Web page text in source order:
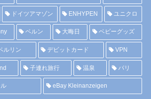
ドイツアマゾン ENHYPEN ユニクロ
ベルン 大晦日 ベビーグッズ
ルリン デビットカード VPN
子連れ旅行 温泉 パリ
eBay Kleinanzeigen